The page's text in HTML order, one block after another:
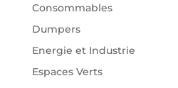
Consommables
Dumpers
Energie et Industrie
Espaces Verts